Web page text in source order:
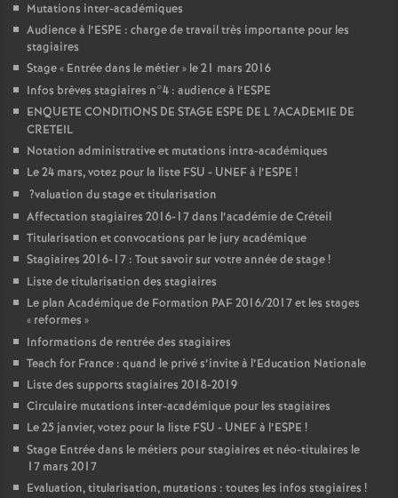
Mutations inter-académiques
Audience à l’ESPE : charge de travail très importante pour les
stagiaires
Stage « Entrée dans le métier» le 21 mars 2016
Infos brèves stagiaires n°4 : audience à l’ESPE
ENQUETE CONDITIONS DE STAGE ESPE DE L?ACADEMIE DE
CRETEIL
Notation administrative et mutations intra-académiques
Le 24 mars, votez pour la liste FSU - UNEFà l’ESPE !
?valuation du stage et titularisation
Affectation stagiaires 2016-17 dans l’académie de Créteil
Titularisation et convocations par le jury académique
Stagiaires 2016-17 : Tout savoir sur votre année de stage!
Liste de titularisation des stagiaires
Le plan Académique de Formation PAF2016/2017 et les stages
« reformes »
Informations de rentrée des stagiaires
Teach for France : quand le privé s’invite à l’Education Nationale
Liste des supports stagiaires 2018-2019
Circulaire mutations inter-académique pour les stagiaires
Le 25 janvier, votez pour la liste FSU - UNEFà l’ESPE !
Stage Entrée dans le métiers pour stagiaires et néo-titulaires le
17 mars 2017
Evaluation, titularisation, mutations : toutes les infos stagiaires !